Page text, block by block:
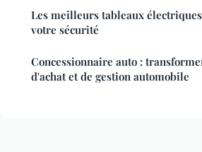
Les meilleurs tableaux
votre sécurité
Concessionnaire auto :
d'achat et de gestion automobile